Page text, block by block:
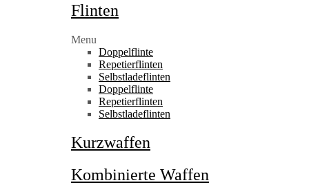
Flinten
Menu
Doppelflinte
Repetierflinten
Selbstladeflinten
Doppelflinte
Repetierflinten
Selbstladeflinten
Kurzwaffen
Kombinierte Waffen